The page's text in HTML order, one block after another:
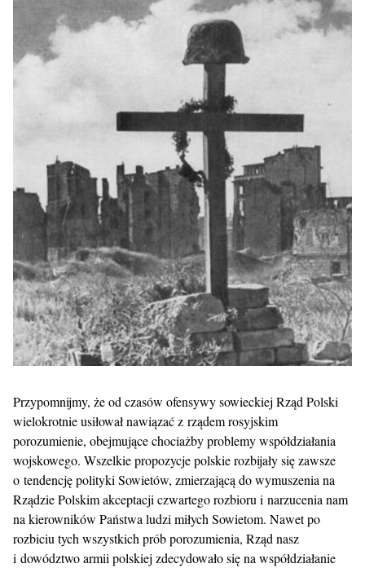
Przypomnijmy, że od czasów ofensywy sowieckiej Rząd Polski
wielokrotnie usiłował nawiązać z rządem rosyjskim
porozumienie, obejmujące chociażby problemy współdziałania
wojskowego. Wszelkie propozycje polskie rozbijały się zawsze
o tendencję polityki Sowietów, zmierzającą do wymuszenia na
Rządzie Polskim akceptacji czwartego rozbioru i narzucenia nam
na kierowników Państwa ludzi miłych Sowietom. Nawet po
rozbiciu tych wszystkich prób porozumienia, Rząd nasz
i dowództwo armii polskiej zdecydowało się na współdziałanie